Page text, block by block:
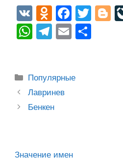
V
K
O
d
n
kl
a
ss
F
a
c
b
T
W
s
A
p
T
gr
a
m
E
Рубрики
Популярные
Post
navigation
Лавринев
Бенкен
Значение имен